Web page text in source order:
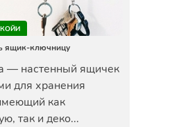
ящик-ключницу
— настенный ящичек
для хранения
как
так и деко...